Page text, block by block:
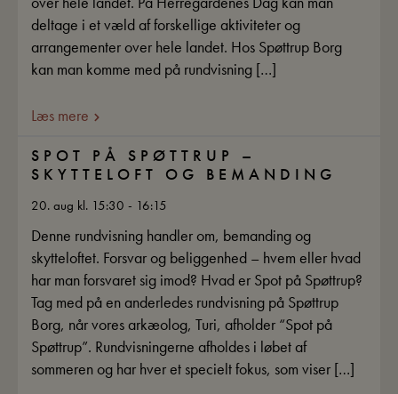
deltage i et væld af forskellige aktiviteter og
arrangementer over hele landet. Hos Spøttrup Borg
kan man komme med på rundvisning […]
Læs mere
SPOT PÅ SPØTTRUP –
SKYTTELOFT OG BEMANDING
20. aug kl. 15:30 - 16:15
Denne rundvisning handler om, bemanding og
skytteloftet. Forsvar og beliggenhed – hvem eller hvad
har man forsvaret sig imod? Hvad er Spot på Spøttrup?
Tag med på en anderledes rundvisning på Spøttrup
Borg, når vores arkæolog, Turi, afholder “Spot på
Spøttrup”. Rundvisningerne afholdes i løbet af
sommeren og har hver et specielt fokus, som viser […]